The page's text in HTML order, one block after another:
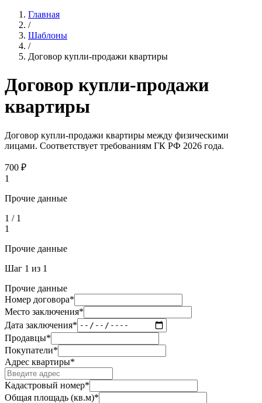
Главная
/
Шаблоны
/
Договор купли-продажи квартиры
Договор купли-продажи
квартиры
Договор купли-продажи квартиры между физическими
лицами. Соответствует требованиям ГК РФ 2026 года.
700 ₽
1
Прочие данные
1 / 1
1
Прочие данные
Шаг 1 из 1
Прочие данные
Номер договора*
Место заключения*
Дата заключения*
Продавцы*
Покупатели*
Адрес квартиры*
Кадастровый номер*
Общая площадь (кв.м)*